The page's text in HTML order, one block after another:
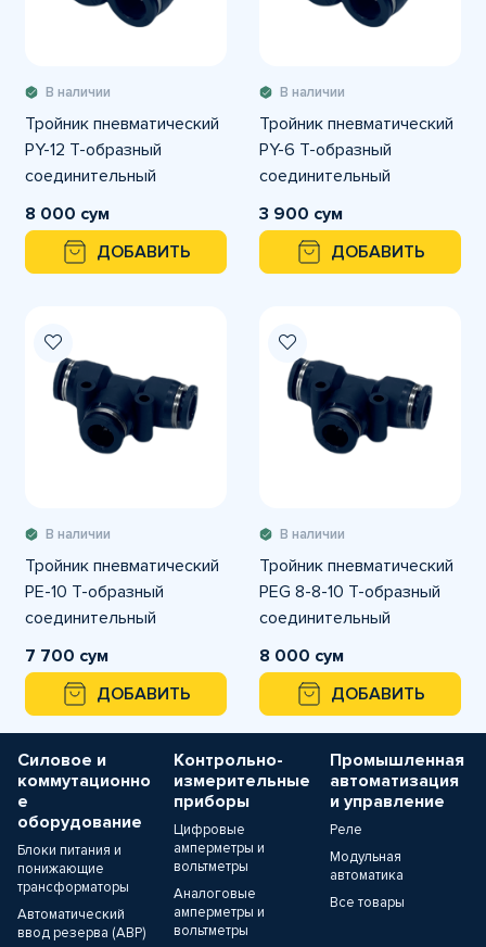
В наличии
Тройник пневматический
PY-12 T-образный
соединительный
8 000 сум
ДОБАВИТЬ
В наличии
Тройник пневматический
PY-6 T-образный
соединительный
3 900 сум
ДОБАВИТЬ
В наличии
Тройник пневматический
PE-10 T-образный
соединительный
7 700 сум
ДОБАВИТЬ
В наличии
Тройник пневматический
PEG 8-8-10 T-образный
соединительный
8 000 сум
ДОБАВИТЬ
Силовое и
коммутационно
е
оборудование
Блоки питания и
понижающие
трансформаторы
Автоматический
ввод резерва (АВР)
Контрольно-
измерительные
приборы
Цифровые
амперметры и
вольтметры
Аналоговые
амперметры и
вольтметры
Промышленная
автоматизация
и управление
Реле
Модульная
автоматика
Все товары